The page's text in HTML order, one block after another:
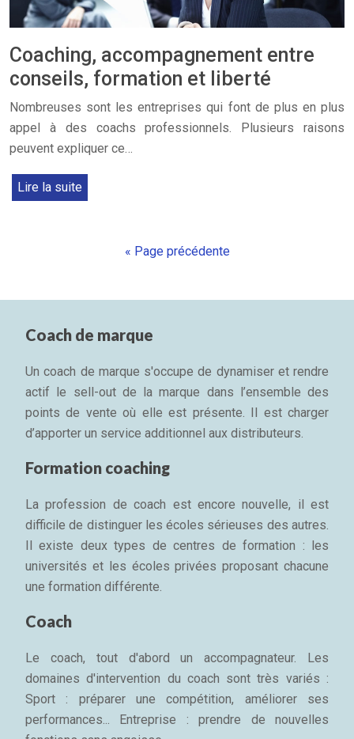
Coaching, accompagnement entre
conseils, formation et liberté
Nombreuses sont les entreprises qui font de plus en plus
appel à des coachs professionnels. Plusieurs raisons
peuvent expliquer ce…
Lire la suite
« Page précédente
Coach de marque
Un coach de marque s'occupe de dynamiser et rendre
actif le sell-out de la marque dans l’ensemble des
points de vente où elle est présente. Il est charger
d’apporter un service additionnel aux distributeurs.
Formation coaching
La profession de coach est encore nouvelle, il est
difficile de distinguer les écoles sérieuses des autres.
Il existe deux types de centres de formation : les
universités et les écoles privées proposant chacune
une formation différente.
Coach
Le coach, tout d'abord un accompagnateur. Les
domaines d'intervention du coach sont très variés :
Sport : préparer une compétition, améliorer ses
performances... Entreprise : prendre de nouvelles